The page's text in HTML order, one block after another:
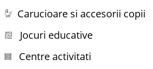
Carucioare si accesorii copii
Jocuri educative
Centre activitati